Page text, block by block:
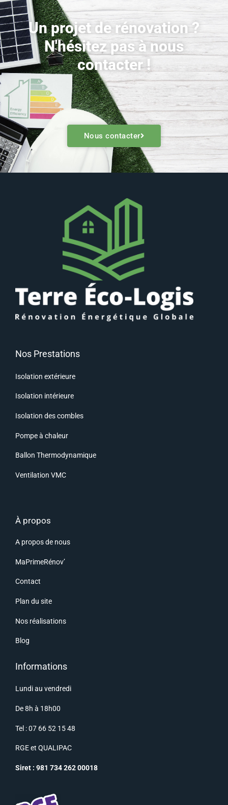
Un projet de rénovation ?
N'hésitez pas à nous
contacter !
Nous contacter
Nos Prestations
Isolation extérieure
Isolation intérieure
Isolation des combles
Pompe à chaleur
Ballon Thermodynamique
Ventilation VMC
À propos
A propos de nous
MaPrimeRénov’
Contact
Plan du site
Nos réalisations
Blog
Informations
Lundi au vendredi
De 8h à 18h00
Tel : 07 66 52 15 48
RGEet QUALIPAC
Siret : 981 734 262 00018